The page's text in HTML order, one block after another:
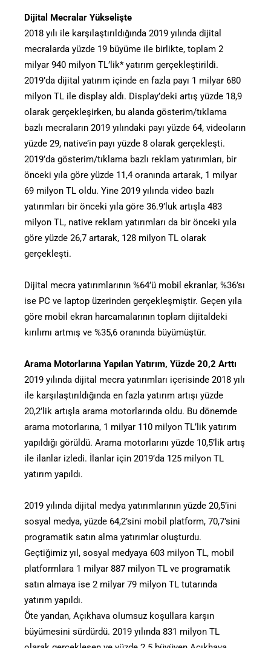
Dijital Mecralar Yükselişte
2018 yılı ile karşılaştırıldığında 2019 yılında dijital
mecralarda yüzde 19 büyüme ile birlikte, toplam 2
milyar 940 milyon TL’lik* yatırım gerçekleştirildi.
2019’da dijital yatırım içinde en fazla payı 1 milyar 680
milyon TL ile display aldı. Display’deki artış yüzde 18,9
olarak gerçekleşirken, bu alanda gösterim/tıklama
bazlı mecraların 2019 yılındaki payı yüzde 64, videoların
yüzde 29, native’in payı yüzde 8 olarak gerçekleşti.
2019’da gösterim/tıklama bazlı reklam yatırımları, bir
önceki yıla göre yüzde 11,4 oranında artarak, 1 milyar
69 milyon TL oldu. Yine 2019 yılında video bazlı
yatırımları bir önceki yıla göre 36.9’luk artışla 483
milyon TL, native reklam yatırımları da bir önceki yıla
göre yüzde 26,7 artarak, 128 milyon TL olarak
gerçekleşti.
Dijital mecra yatırımlarının %64’ü mobil ekranlar, %36’sı
ise PC ve laptop üzerinden gerçekleşmiştir. Geçen yıla
göre mobil ekran harcamalarının toplam dijitaldeki
kırılımı artmış ve %35,6 oranında büyümüştür.
Arama Motorlarına Yapılan Yatırım, Yüzde 20,2 Arttı
2019 yılında dijital mecra yatırımları içerisinde 2018 yılı
ile karşılaştırıldığında en fazla yatırım artışı yüzde
20,2’lik artışla arama motorlarında oldu. Bu dönemde
arama motorlarına, 1 milyar 110 milyon TL’lik yatırım
yapıldığı görüldü. Arama motorlarını yüzde 10,5’lik artış
ile ilanlar izledi. İlanlar için 2019’da 125 milyon TL
yatırım yapıldı.
2019 yılında dijital medya yatırımlarının yüzde 20,5’ini
sosyal medya, yüzde 64,2’sini mobil platform, 70,7’sini
programatik satın alma yatırımlar oluşturdu.
Geçtiğimiz yıl, sosyal medyaya 603 milyon TL, mobil
platformlara 1 milyar 887 milyon TL ve programatik
satın almaya ise 2 milyar 79 milyon TL tutarında
yatırım yapıldı.
Öte yandan, Açıkhava olumsuz koşullara karşın
büyümesini sürdürdü. 2019 yılında 831 milyon TL